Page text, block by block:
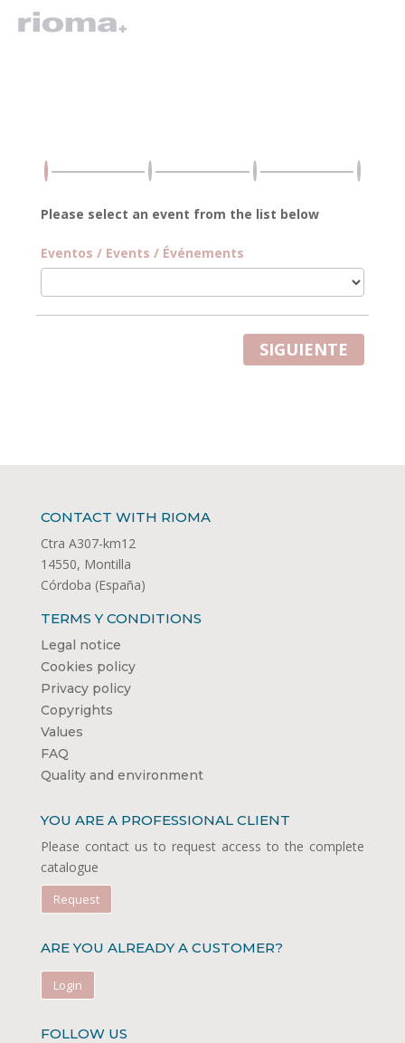
Please select an event from the list below
Eventos / Events / Événements
SIGUIENTE
CONTACT WITH RIOMA
Ctra A307-km12
14550, Montilla
Córdoba (España)
TERMS Y CONDITIONS
Legal notice
Cookies policy
Privacy policy
Copyrights
Values
FAQ
Quality and environment
YOU ARE A PROFESSIONAL CLIENT
Please contact us to request access to the complete
catalogue
Request
ARE YOU ALREADY A CUSTOMER?
Login
FOLLOW US